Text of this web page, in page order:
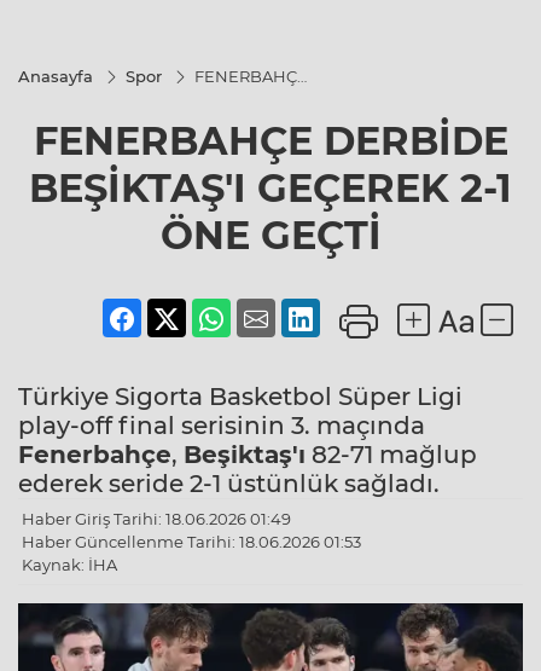
Anasayfa Spor
FENERBAHÇE
GEÇEREK 2-1
ÖNE GEÇTİ
FENERBAHÇE DERBİDE
BEŞİKTAŞ'I GEÇEREK 2-1
ÖNE GEÇTİ
Türkiye Sigorta Basketbol Süper Ligi
play-off final serisinin 3. maçında
Fenerbahçe, Beşiktaş'ı 82-71 mağlup
ederek seride 2-1 üstünlük sağladı.
Haber Giriş Tarihi: 18.06.2026 01:49
Haber Güncellenme Tarihi: 18.06.2026 01:53
Kaynak: İHA